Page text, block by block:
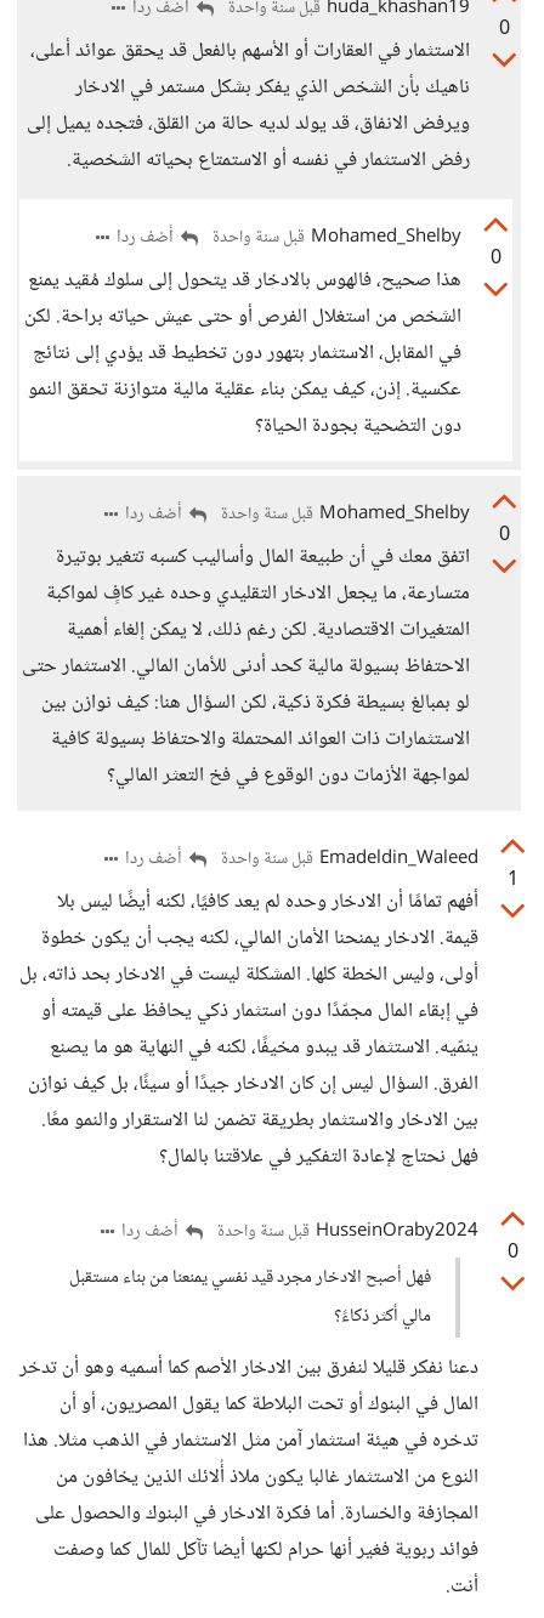
0
huda_khashan19 قبل سنة واحدة أضف ردا
الاستثمار في العقارات أو الأسهم بالفعل قد يحقق عوائد أعلى،
ناهيك بأن الشخص الذي يفكر بشكل مستمر في الادخار
ويرفض الانفاق، قد يولد لديه حالة من القلق، فتجده يميل إلى
رفض الاستثمار في نفسه أو الاستمتاع بحياته الشخصية.
0
Mohamed_Shelby قبل سنة واحدة أضف ردا
هذا صحيح، فالهوس بالادخار قد يتحول إلى سلوك مُقيد يمنع
الشخص من استغلال الفرص أو حتى عيش حياته براحة. لكن
في المقابل، الاستثمار بتهور دون تخطيط قد يؤدي إلى نتائج
عكسية. إذن، كيف يمكن بناء عقلية مالية متوازنة تحقق النمو
دون التضحية بجودة الحياة؟
0
Mohamed_Shelby قبل سنة واحدة أضف ردا
اتفق معك في أن طبيعة المال وأساليب كسبه تتغير بوتيرة
متسارعة، ما يجعل الادخار التقليدي وحده غير كافٍ لمواكبة
المتغيرات الاقتصادية. لكن رغم ذلك، لا يمكن إلغاء أهمية
الاحتفاظ بسيولة مالية كحد أدنى للأمان المالي. الاستثمار حتى
لو بمبالغ بسيطة فكرة ذكية، لكن السؤال هنا: كيف نوازن بين
الاستثمارات ذات العوائد المحتملة والاحتفاظ بسيولة كافية
لمواجهة الأزمات دون الوقوع في فخ التعثر المالي؟
1
Emadeldin_Waleed قبل سنة واحدة أضف ردا
أفهم تمامًا أن الادخار وحده لم يعد كافيًا، لكنه أيضًا ليس بلا
قيمة. الادخار يمنحنا الأمان المالي، لكنه يجب أن يكون خطوة
أولى، وليس الخطة كلها. المشكلة ليست في الادخار بحد ذاته، بل
في إبقاء المال مجمّدًا دون استثمار ذكي يحافظ على قيمته أو
ينمّيه. الاستثمار قد يبدو مخيفًا، لكنه في النهاية هو ما يصنع
الفرق. السؤال ليس إن كان الادخار جيدًا أو سيئًا، بل كيف نوازن
بين الادخار والاستثمار بطريقة تضمن لنا الاستقرار والنمو معًا.
فهل نحتاج لإعادة التفكير في علاقتنا بالمال؟
0
HusseinOraby2024 قبل سنة واحدة
أضف ردا
فهل أصبح الادخار مجرد قيد نفسي يمنعنا من بناء مستقبل
مالي أكثر ذكاءً؟
دعنا نفكر قليلا لنفرق بين الادخار الأصم كما أسميه وهو أن تدخر
المال في البنوك أو تحت البلاطة كما يقول المصريون، أو أن
تدخره في هيئة استثمار آمن مثل الاستثمار في الذهب مثلا. هذا
النوع من الاستثمار غالبا يكون ملاذ أُلائك الذين يخافون من
المجازفة والخسارة. أما فكرة الادخار في البنوك والحصول على
فوائد ربوية فغير أنها حرام لكنها أيضا تآكل للمال كما وصفت
أنت.